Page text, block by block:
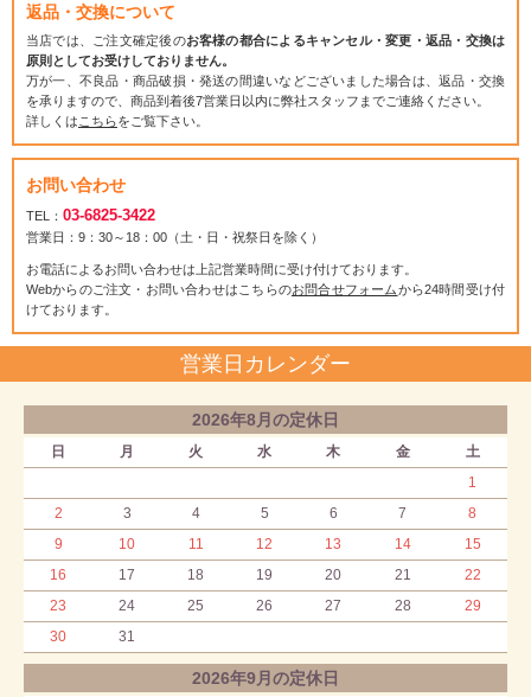
返品・交換について
当店では、ご注文確定後のお客様の都合によるキャンセル・変更・返品・交換は
原則としてお受けしておりません。
万が一、不良品・商品破損・発送の間違いなどございました場合は、返品・交換
を承りますので、商品到着後7営業日以内に弊社スタッフまでご連絡ください。
詳しくは こちらをご覧下さい。
お問い合わせ
TEL： 03-6825-3422
営業日：9：30～18：00（土・日・祝祭日を除く）
お電話によるお問い合わせは上記営業時間に受け付けております。
Webからのご注文・お問い合わせはこちらのお問合せフォームから24時間受け付
けております。
営業日カレンダー
2026年8月の定休日
日 月 火 水 木 金
土
1
2
3 4 5 6 7
8
9
10 11 12 13 14
15
16
17 18 19 20 21
22
23
24 25 26 27 28
29
30
31
2026年9月の定休日